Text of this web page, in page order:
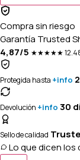
Compra sin riesgo
Garantía Trusted
4,87/5 ★★★★★
Protegida hasta +info
Devolución +info 30
Sello de calidad
Lo que dicen los